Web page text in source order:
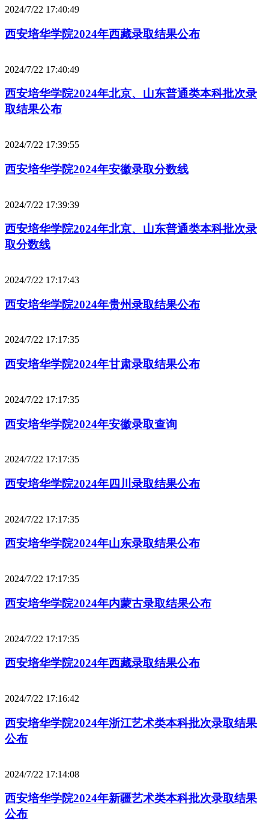
2024/7/22 17:40:49
西安培华学院2024年西藏录取结果公布
2024/7/22 17:40:49
西安培华学院2024年北京、山东普通类本科批次录
取结果公布
2024/7/22 17:39:55
西安培华学院2024年安徽录取分数线
2024/7/22 17:39:39
西安培华学院2024年北京、山东普通类本科批次录
取分数线
2024/7/22 17:17:43
西安培华学院2024年贵州录取结果公布
2024/7/22 17:17:35
西安培华学院2024年甘肃录取结果公布
2024/7/22 17:17:35
西安培华学院2024年安徽录取查询
2024/7/22 17:17:35
西安培华学院2024年四川录取结果公布
2024/7/22 17:17:35
西安培华学院2024年山东录取结果公布
2024/7/22 17:17:35
西安培华学院2024年内蒙古录取结果公布
2024/7/22 17:17:35
西安培华学院2024年西藏录取结果公布
2024/7/22 17:16:42
西安培华学院2024年浙江艺术类本科批次录取结果
公布
2024/7/22 17:14:08
西安培华学院2024年新疆艺术类本科批次录取结果
公布